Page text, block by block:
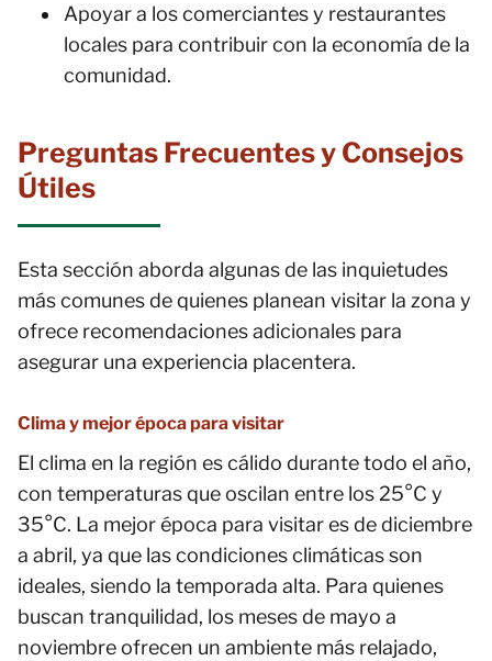
Apoyar a los comerciantes y restaurantes
locales para contribuir con la economía de la
comunidad.
Preguntas Frecuentes y Consejos
Útiles
Esta sección aborda algunas de las inquietudes
más comunes de quienes planean visitar la zona y
ofrece recomendaciones adicionales para
asegurar una experiencia placentera.
Clima y mejor época para visitar
El clima en la región es cálido durante todo el año,
con temperaturas que oscilan entre los 25°C y
35°C. La mejor época para visitar es de diciembre
a abril, ya que las condiciones climáticas son
ideales, siendo la temporada alta. Para quienes
buscan tranquilidad, los meses de mayo a
noviembre ofrecen un ambiente más relajado,